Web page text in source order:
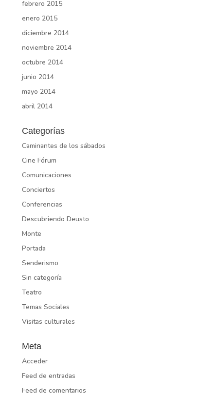
febrero 2015
enero 2015
diciembre 2014
noviembre 2014
octubre 2014
junio 2014
mayo 2014
abril 2014
Categorías
Caminantes de los sábados
Cine Fórum
Comunicaciones
Conciertos
Conferencias
Descubriendo Deusto
Monte
Portada
Senderismo
Sin categoría
Teatro
Temas Sociales
Visitas culturales
Meta
Acceder
Feed de entradas
Feed de comentarios